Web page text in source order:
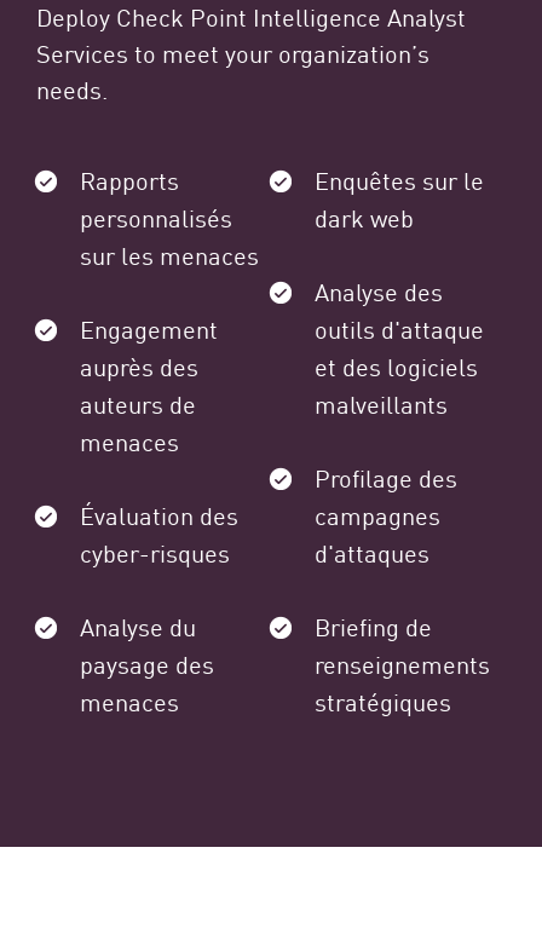
Deploy Check Point Intelligence Analyst
Services to meet your organization’s
needs.
Rapports
personnalisés
sur les menaces
Engagement
auprès des
auteurs de
menaces
Évaluation des
cyber-risques
Analyse du
paysage des
menaces
Enquêtes sur le
dark web
Analyse des
outils d'attaque
et des logiciels
malveillants
Profilage des
campagnes
d'attaques
Briefing de
renseignements
stratégiques